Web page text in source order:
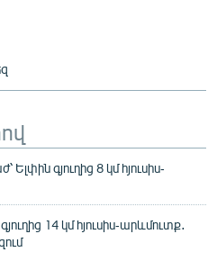
Ելփին գյուղից 8 կմ հյուսիս-
14 կմ հյուսիս-արևմուտք․